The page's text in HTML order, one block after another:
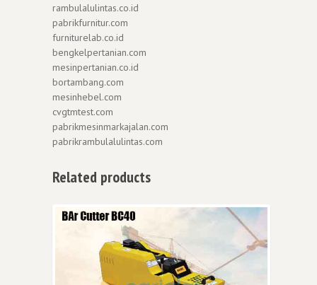
rambulalulintas.co.id
pabrikfurnitur.com
furniturelab.co.id
bengkelpertanian.com
mesinpertanian.co.id
bortambang.com
mesinhebel.com
cvgtmtest.com
pabrikmesinmarkajalan.com
pabrikrambulalulintas.com
Related products